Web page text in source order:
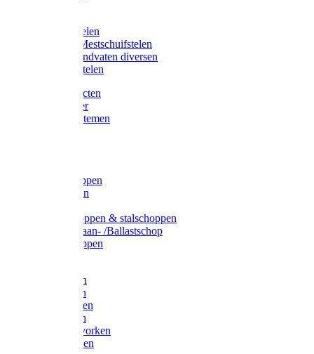
Gardena stelen
Sneeuw- /Mestschuifstelen
Stelen / Handvaten diversen
Telescoopstelen
Tuin producten
Fruitplukker
Ophangsystemen
Betonschoppen
Schepbatsen
Ballastschoppen & stalschoppen
Slijtsrip Graan- /Ballastschop
Graanschoppen
Hooivorken
Mestvorken
Bietenvorken
Maisvorken
Aardappelvorken
Vijgenvorken